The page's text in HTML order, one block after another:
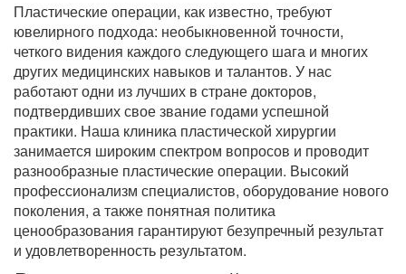
Пластические операции, как известно, требуют
ювелирного подхода: необыкновенной точности,
четкого видения каждого следующего шага и многих
других медицинских навыков и талантов. У нас
работают одни из лучших в стране докторов,
подтвердивших свое звание годами успешной
практики. Наша клиника пластической хирургии
занимается широким спектром вопросов и проводит
разнообразные пластические операции. Высокий
профессионализм специалистов, оборудование нового
поколения, а также понятная политика
ценообразования гарантируют безупречный результат
и удовлетворенность результатом.